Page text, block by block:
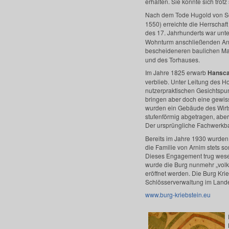
Nach dem Tode Hugold von
1550) erreichte die
des 17. Jahrhunderts war
Wohnturm anschließenden
bescheideneren baulichen
und des Torhauses.
Im Jahre 1825 erwarb
verblieb. Unter Leitung des
nutzerpraktischen
bringen aber doch eine
wurden ein Gebäude des
stufenförmig abgetragen,
Der ursprüngliche
Bereits im Jahre 1930
die Familie von Arnim stets
Dieses Engagement trug
wurde die Burg nunmehr
eröffnet werden. Die Burg
Schlösserverwaltung im
www.burg-kriebstein.eu